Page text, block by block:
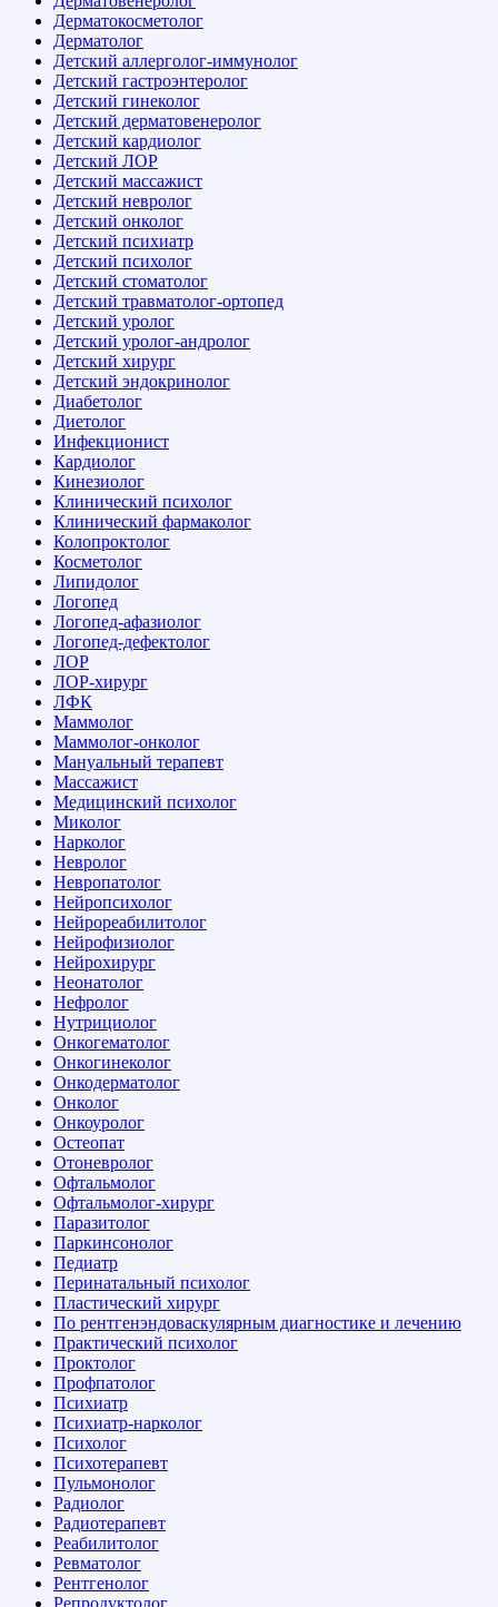
Дерматокосметолог
Дерматолог
Детский аллерголог-иммунолог
Детский гастроэнтеролог
Детский гинеколог
Детский дерматовенеролог
Детский кардиолог
Детский ЛОР
Детский массажист
Детский невролог
Детский онколог
Детский психиатр
Детский психолог
Детский стоматолог
Детский травматолог-ортопед
Детский уролог
Детский уролог-андролог
Детский хирург
Детский эндокринолог
Диабетолог
Диетолог
Инфекционист
Кардиолог
Кинезиолог
Клинический психолог
Клинический фармаколог
Колопроктолог
Косметолог
Липидолог
Логопед
Логопед-афазиолог
Логопед-дефектолог
ЛОР
ЛОР-хирург
ЛФК
Маммолог
Маммолог-онколог
Мануальный терапевт
Массажист
Медицинский психолог
Миколог
Нарколог
Невролог
Невропатолог
Нейропсихолог
Нейрореабилитолог
Нейрофизиолог
Нейрохирург
Неонатолог
Нефролог
Нутрициолог
Онкогематолог
Онкогинеколог
Онкодерматолог
Онколог
Онкоуролог
Остеопат
Отоневролог
Офтальмолог
Офтальмолог-хирург
Паразитолог
Паркинсонолог
Педиатр
Перинатальный психолог
Пластический хирург
По рентгенэндоваскулярным диагностике и лечению
Практический психолог
Проктолог
Профпатолог
Психиатр
Психиатр-нарколог
Психолог
Психотерапевт
Пульмонолог
Радиолог
Радиотерапевт
Реабилитолог
Ревматолог
Рентгенолог
Репродуктолог